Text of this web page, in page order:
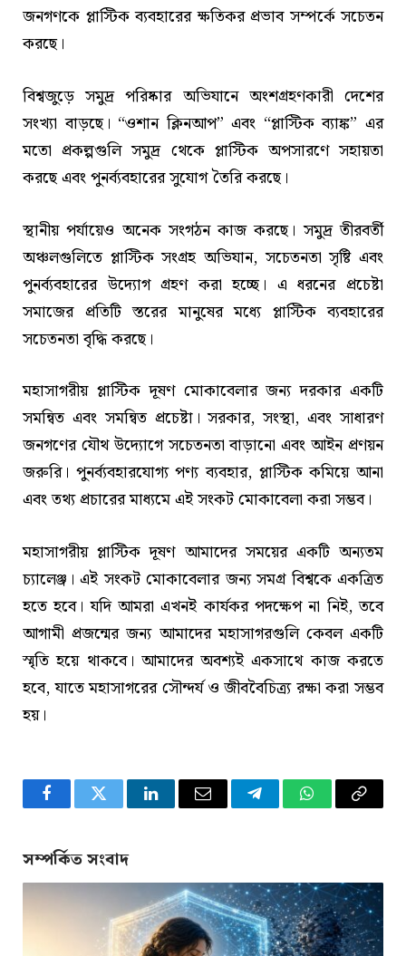
জনগণকে প্লাস্টিক ব্যবহারের ক্ষতিকর প্রভাব সম্পর্কে সচেতন
করছে।
বিশ্বজুড়ে সমুদ্র পরিষ্কার অভিযানে অংশগ্রহণকারী দেশের
সংখ্যা বাড়ছে। “ওশান ক্লিনআপ” এবং “প্লাস্টিক ব্যাঙ্ক” এর
মতো প্রকল্পগুলি সমুদ্র থেকে প্লাস্টিক অপসারণে সহায়তা
করছে এবং পুনর্ব্যবহারের সুযোগ তৈরি করছে।
স্থানীয় পর্যায়েও অনেক সংগঠন কাজ করছে। সমুদ্র তীরবর্তী
অঞ্চলগুলিতে প্লাস্টিক সংগ্রহ অভিযান, সচেতনতা সৃষ্টি এবং
পুনর্ব্যবহারের উদ্যোগ গ্রহণ করা হচ্ছে। এ ধরনের প্রচেষ্টা
সমাজের প্রতিটি স্তরের মানুষের মধ্যে প্লাস্টিক ব্যবহারের
সচেতনতা বৃদ্ধি করছে।
মহাসাগরীয় প্লাস্টিক দূষণ মোকাবেলার জন্য দরকার একটি
সমন্বিত এবং সমন্বিত প্রচেষ্টা। সরকার, সংস্থা, এবং সাধারণ
জনগণের যৌথ উদ্যোগে সচেতনতা বাড়ানো এবং আইন প্রণয়ন
জরুরি। পুনর্ব্যবহারযোগ্য পণ্য ব্যবহার, প্লাস্টিক কমিয়ে আনা
এবং তথ্য প্রচারের মাধ্যমে এই সংকট মোকাবেলা করা সম্ভব।
মহাসাগরীয় প্লাস্টিক দূষণ আমাদের সময়ের একটি অন্যতম
চ্যালেঞ্জ। এই সংকট মোকাবেলার জন্য সমগ্র বিশ্বকে একত্রিত
হতে হবে। যদি আমরা এখনই কার্যকর পদক্ষেপ না নিই, তবে
আগামী প্রজন্মের জন্য আমাদের মহাসাগরগুলি কেবল একটি
স্মৃতি হয়ে থাকবে। আমাদের অবশ্যই একসাথে কাজ করতে
হবে, যাতে মহাসাগরের সৌন্দর্য ও জীববৈচিত্র্য রক্ষা করা সম্ভব
হয়।
FacebookTwitter LinkedInEmail TelegramWhatsApp
Copy
সম্পর্কিত সংবাদ